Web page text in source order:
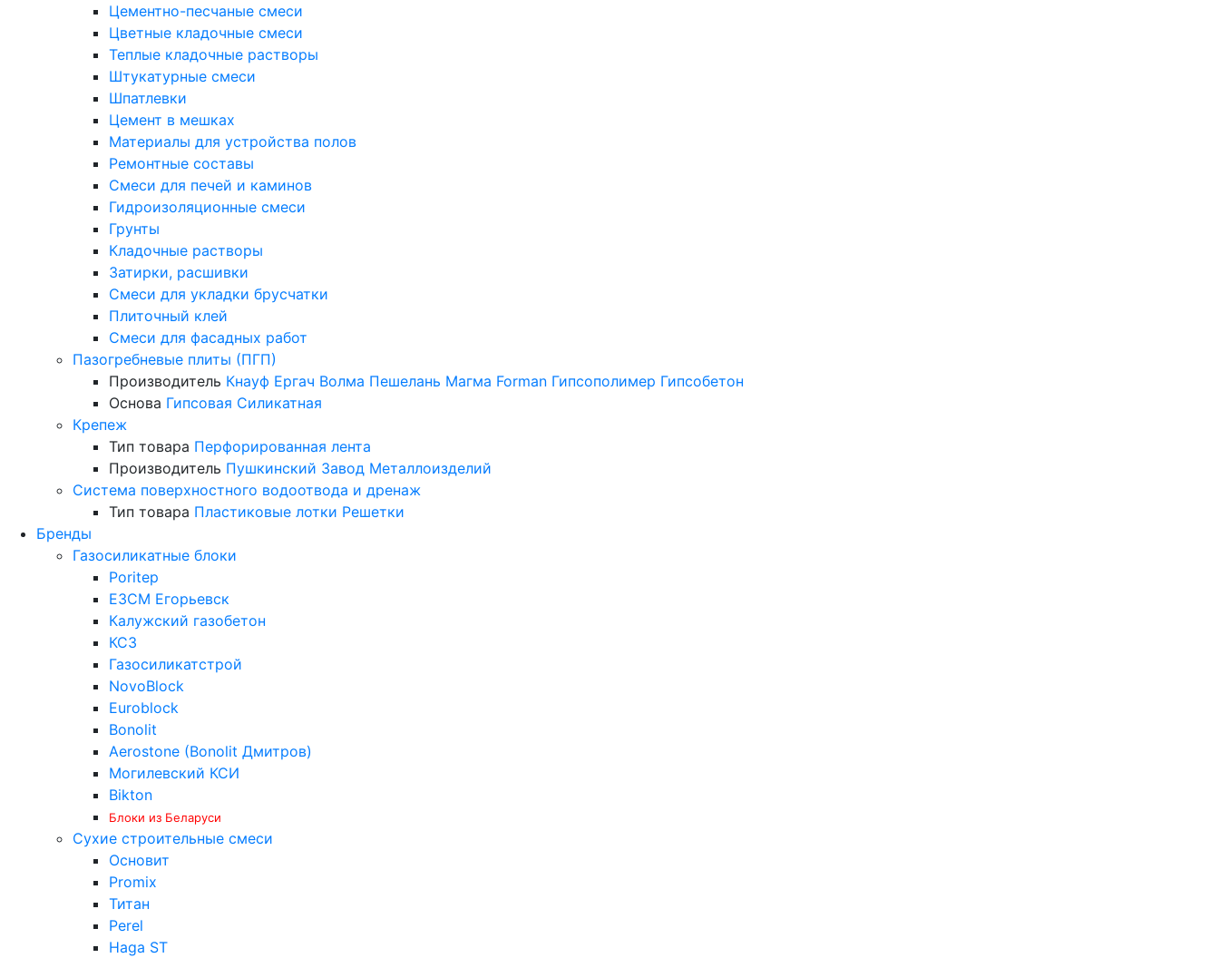
Цементно-песчаные смеси
Цветные кладочные смеси
Теплые кладочные растворы
Штукатурные смеси
Шпатлевки
Цемент в мешках
Материалы для устройства полов
Ремонтные составы
Смеси для печей и каминов
Гидроизоляционные смеси
Грунты
Кладочные растворы
Затирки, расшивки
Смеси для укладки брусчатки
Плиточный клей
Смеси для фасадных работ
Пазогребневые плиты (ПГП)
Производитель Кнауф Ергач Волма Пешелань Магма Forman Гипсополимер Гипсобетон
Основа Гипсовая Силикатная
Крепеж
Тип товара Перфорированная лента
Производитель Пушкинский Завод Металлоизделий
Система поверхностного водоотвода и дренаж
Тип товара Пластиковые лотки Решетки
Бренды
Газосиликатные блоки
Poritep
ЕЗСМ Егорьевск
Калужский газобетон
КСЗ
Газосиликатстрой
NovoBlock
Euroblock
Bonolit
Aerostone (Bonolit Дмитров)
Могилевский КСИ
Bikton
Блоки из Беларуси
Сухие строительные смеси
Основит
Promix
Титан
Perel
Haga ST